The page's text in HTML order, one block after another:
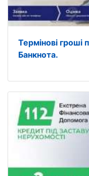
Термінові гроші
Банкнота.